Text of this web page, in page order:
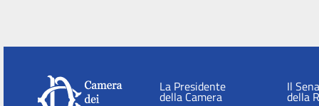
La Presidente
della Camera
Il
della